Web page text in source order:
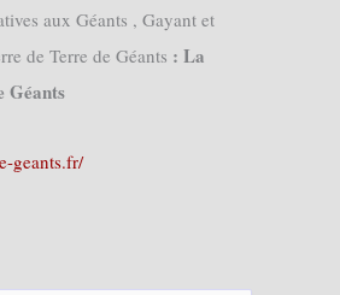
aux Géants , Gayant et
de Terre de Géants : La
Géants
geants.fr/